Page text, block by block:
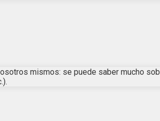
mismos: se puede saber mucho